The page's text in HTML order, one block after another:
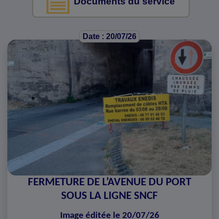
Date : 20/07/26
FERMETURE DE L’AVENUE DU PORT
SOUS LA LIGNE SNCF
Image éditée le 20/07/26